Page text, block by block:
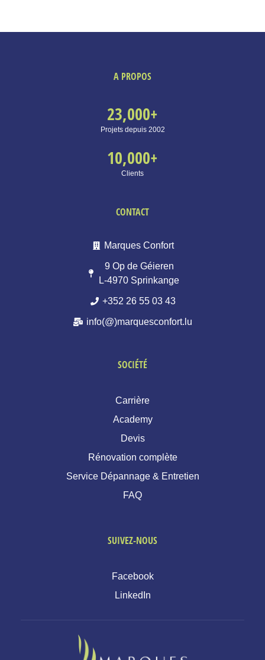
A PROPOS
Projets depuis 2002
23,000+
Clients
10,000+
CONTACT
Marques Confort
9 Op de Géieren
L-4970 Sprinkange
+352 26 55 03 43
info(@)marquesconfort.lu
SOCIÉTÉ
Carrière
Academy
Devis
Rénovation complète
Service Dépannage & Entretien
FAQ
SUIVEZ-NOUS
Facebook
LinkedIn